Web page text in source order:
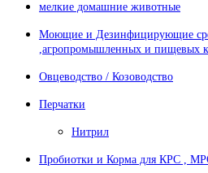
мелкие домашние животные
Моющие и Дезинфицирующие
,агропромышленных и пищевых
Овцеводство / Козоводство
Перчатки
Нитрил
Пробиотки и Корма для КРС ,